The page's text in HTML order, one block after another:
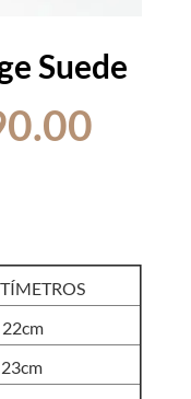
Suede
El
22cm
23cm